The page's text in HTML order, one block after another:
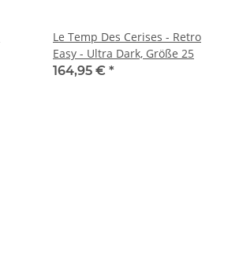
Le Temp Des Cerises - Retro
Easy - Ultra Dark, Größe 25
164,95 € *